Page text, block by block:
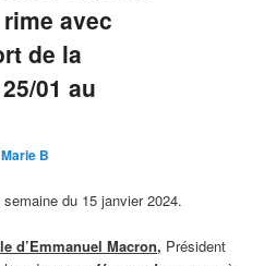
avec
de la
01 au
Marie B
du 15 janvier 2024.
d’Emmanuel Macron, Président